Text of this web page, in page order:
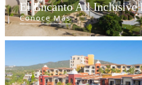
El Encanto All Inclusive
Conoce Más